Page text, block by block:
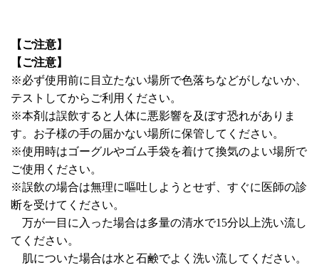
【ご注意】
【ご注意】
※必ず使用前に目立たない場所で色落ちなどがしないか、
テストしてからご利用ください。
※本剤は誤飲すると人体に悪影響を及ぼす恐れがありま
す。お子様の手の届かない場所に保管してください。
※使用時はゴーグルやゴム手袋を着けて換気のよい場所で
ご使用ください。
※誤飲の場合は無理に嘔吐しようとせず、すぐに医師の診
断を受けてください。
万が一目に入った場合は多量の清水で15分以上洗い流し
てください。
肌についた場合は水と石鹸でよく洗い流してください。